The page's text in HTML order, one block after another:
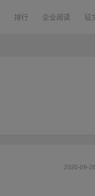
排行 企业阅读 征
2020-09-26